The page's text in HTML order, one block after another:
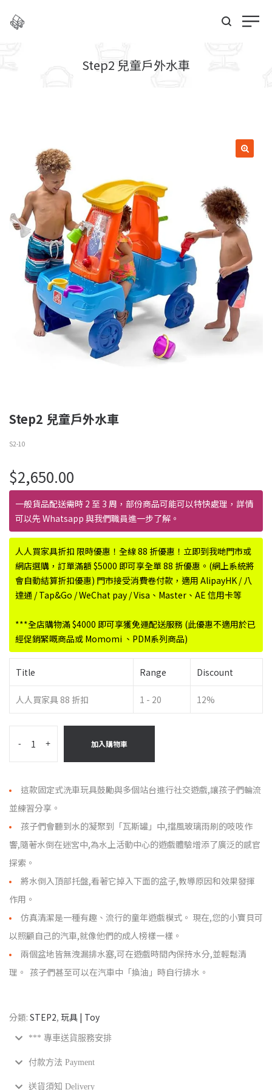
Step2 兒童戶外水車
Step2 兒童戶外水車
S2-10
$2,650.00
一般貨品配送需時 2 至 3 周，部份商品可能可以特快處理，詳情
可以先 Whatsapp 與我們職員進一步了解。
人人買家具折扣 限時優惠！全線 88 折優惠！立即到我哋門市或
網店選購，訂單滿額 $5000 即可享全單 88 折優惠。(網上系統將
會自動結算折扣優惠) 門市接受消費卷付款，適用 AlipayHK / 八
達通 / Tap&Go / WeChat pay / Visa、Master、AE 信用卡等
***全店購物滿 $4000 即可享獲免運配送服務 (此優惠不適用於已
經促銷緊嘅商品或 Momomi 、PDM系列商品)
Title Range Discount
人人買家具 88 折扣 1 - 20 12%
- + 加入購物車
這款固定式洗車玩具鼓勵與多個站台進行社交遊戲,讓孩子們輪流
並練習分享。 ​
孩子們會聽到水的凝聚到「瓦斯罐」中,擋風玻璃雨刷的吱吱作
響,隨著水倒在迷宮中,為水上活動中心的遊戲體驗增添了廣泛的感官
探索。
將水倒入頂部托盤,看著它掉入下面的盆子,教導原因和效果發揮
作用。 ​
仿真清潔是一種有趣、流行的童年遊戲模式。 現在,您的小寶貝可
以照顧自己的汽車,就像他們的成人榜樣一樣。 ​
兩個盆地皆無洩漏排水塞,可在遊戲時間內保持水分,並輕鬆清
理。 ​ 孩子們甚至可以在汽車中「換油」時自行排水。 ​
分類: STEP2, 玩具 | Toy
*** 專車送貨服務安排
付款方法 Payment
送貨須知 Delivery